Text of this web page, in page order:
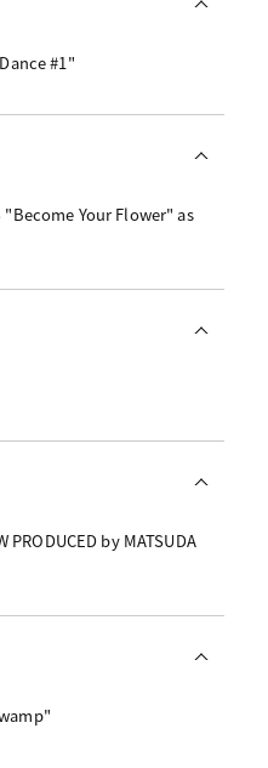
#1"
Your Flower" as
by MATSUDA